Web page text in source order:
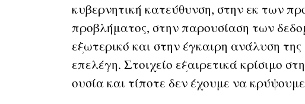
κυβερνητική κατεύθυνση, στην εκ των
προβλήματος, στην παρουσίαση των
εξωτερικό και στην έγκαιρη ανάλυση
επελέγη. Στοιχείο εξαιρετικά κρίσιμο
ουσία και τίποτε δεν έχουμε να